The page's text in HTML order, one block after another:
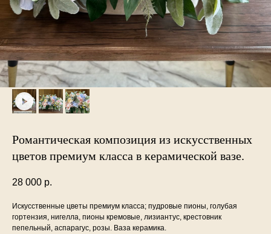
Романтическая композиция из искусственных
цветов премиум класса в керамической вазе.
28 000 р.
Искусственные цветы премиум класса; пудровые пионы, голубая
гортензия, нигелла, пионы кремовые, лизиантус, крестовник
пепельный, аспарагус, розы. Ваза керамика.